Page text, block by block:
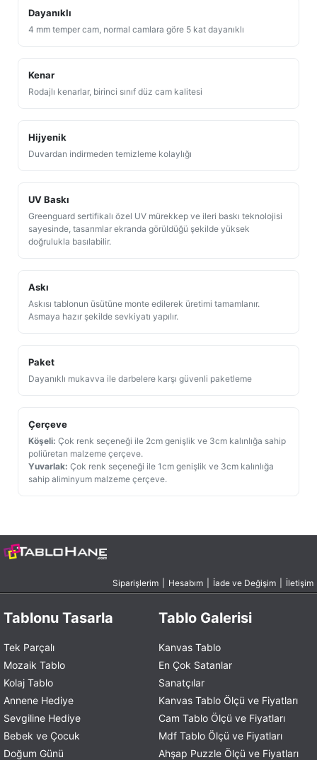
Dayanıklı
4 mm temper cam, normal camlara göre 5 kat dayanıklı
Kenar
Rodajlı kenarlar, birinci sınıf düz cam kalitesi
Hijyenik
Duvardan indirmeden temizleme kolaylığı
UV Baskı
Greenguard sertifikalı özel UV mürekkep ve ileri baskı teknolojisi
sayesinde, tasarımlar ekranda görüldüğü şekilde yüksek
doğrulukla basılabilir.
Askı
Askısı tablonun üsütüne monte edilerek üretimi tamamlanır.
Asmaya hazır şekilde sevkiyatı yapılır.
Paket
Dayanıklı mukavva ile darbelere karşı güvenli paketleme
Çerçeve
Köşeli: Çok renk seçeneği ile 2cm genişlik ve 3cm kalınlığa sahip
poliüretan malzeme çerçeve.
Yuvarlak: Çok renk seçeneği ile 1cm genişlik ve 3cm kalınlığa
sahip aliminyum malzeme çerçeve.
Siparişlerim Hesabım İade ve Değişim İletişim
Tablonu Tasarla
Tek Parçalı
Mozaik Tablo
Kolaj Tablo
Annene Hediye
Sevgiline Hediye
Bebek ve Çocuk
Doğum Günü
Tablo Galerisi
Kanvas Tablo
En Çok Satanlar
Sanatçılar
Kanvas Tablo Ölçü ve Fiyatları
Cam Tablo Ölçü ve Fiyatları
Mdf Tablo Ölçü ve Fiyatları
Ahşap Puzzle Ölçü ve Fiyatları